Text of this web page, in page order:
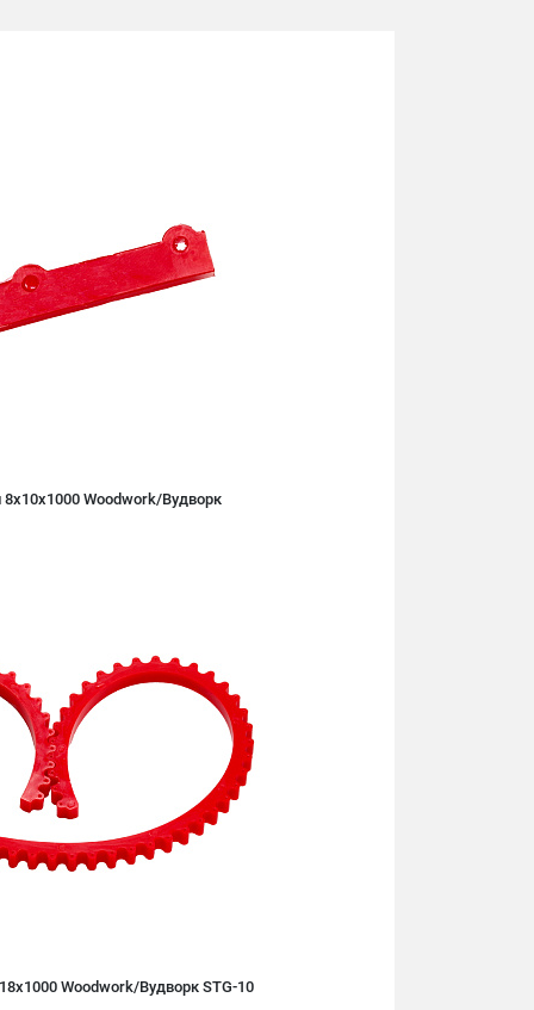
Woodwork/Вудворк
Woodwork/Вудворк STG-10